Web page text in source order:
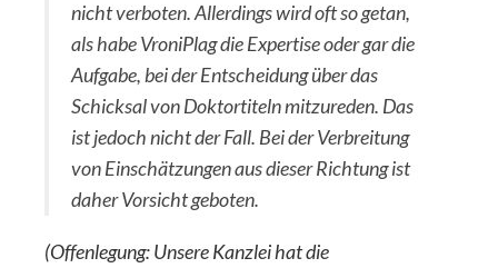
nicht verboten. Allerdings wird oft so getan,
als habe VroniPlag die Expertise oder gar die
Aufgabe, bei der Entscheidung über das
Schicksal von Doktortiteln mitzureden. Das
ist jedoch nicht der Fall. Bei der Verbreitung
von Einschätzungen aus dieser Richtung ist
daher Vorsicht geboten.
(Offenlegung: Unsere Kanzlei hat die